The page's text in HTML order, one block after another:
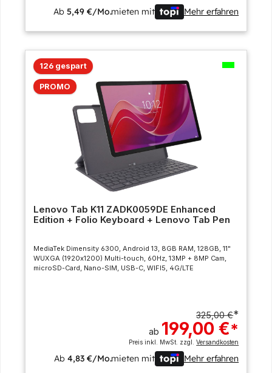
Ab5,49 €/Mo.mieten mit Mehr erfahren
126 gespart
PROMO
Lenovo Tab K11 ZADK0059DE Enhanced
Edition + Folio Keyboard + Lenovo Tab Pen
MediaTek Dimensity 6300, Android 13, 8GB RAM, 128GB, 11"
WUXGA (1920x1200) Multi-touch, 60Hz, 13MP + 8MP Cam,
microSD-Card, Nano-SIM, USB-C, WIFI5, 4G/LTE
325,00 €*
ab 199,00 €*
Preis inkl. MwSt. zzgl.Versandkosten
Ab4,83 €/Mo.mieten mit Mehr erfahren